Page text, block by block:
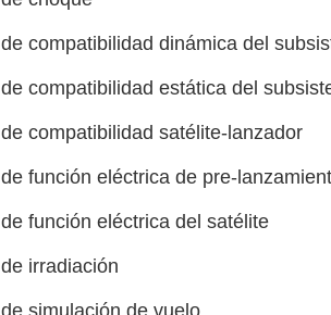
compatibilidad dinámica del
compatibilidad estática del
compatibilidad satélite-lanzador
función eléctrica de pre-
función eléctrica del satélite
irradiación